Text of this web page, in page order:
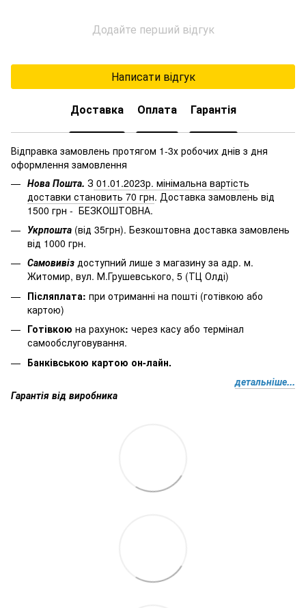
Додайте перший відгук
Написати відгук
Доставка Оплата Гарантія
Відправка замовлень протягом 1-3х робочих днів з дня
оформлення замовлення
Нова Пошта. З 01.01.2023р. мінімальна вартість
доставки становить 70 грн. Доставка замовлень від
1500 грн - БЕЗКОШТОВНА.
Укрпошта (від 35грн). Безкоштовна доставка замовлень
від 1000 грн.
Самовивіз доступний лише з магазину за адр. м.
Житомир, вул. М.Грушевського, 5 (ТЦ Олді)
Післяплата: при отриманні на пошті (готівкою або
картою)
Готівкою на рахунок: через касу або термінал
самообслуговування.
Банківською картою он-лайн.
детальніше...
Гарантія від виробника